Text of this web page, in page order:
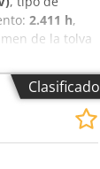
2.411 h,
de la tolva
Fabricante
con impresora
de los
Clasificado